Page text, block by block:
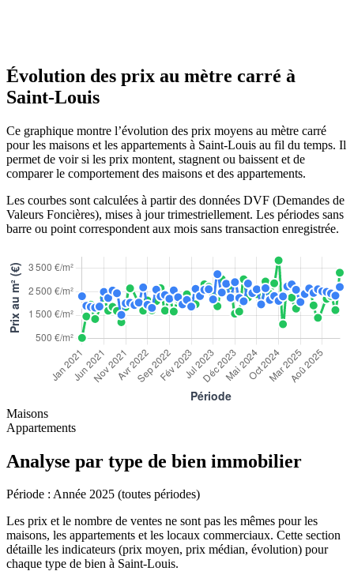
Évolution des prix au mètre carré à
Saint-Louis
Ce graphique montre l’évolution des prix moyens au mètre carré
pour les maisons et les appartements à Saint-Louis au fil du temps. Il
permet de voir si les prix montent, stagnent ou baissent et de
comparer le comportement des maisons et des appartements.
Les courbes sont calculées à partir des données DVF (Demandes de
Valeurs Foncières), mises à jour trimestriellement. Les périodes sans
barre ou point correspondent aux mois sans transaction enregistrée.
Maisons
Appartements
Analyse par type de bien immobilier
Période : Année 2025 (toutes périodes)
Les prix et le nombre de ventes ne sont pas les mêmes pour les
maisons, les appartements et les locaux commerciaux. Cette section
détaille les indicateurs (prix moyen, prix médian, évolution) pour
chaque type de bien à Saint-Louis.